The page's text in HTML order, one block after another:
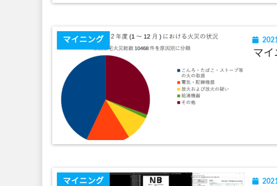
マイニング
マイ
マイニング